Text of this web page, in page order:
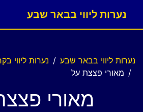
נערות ליווי בבאר שבע
נערות ליווי בבאר שבע
נערות ליווי
מאורי פצצת על
מאורי